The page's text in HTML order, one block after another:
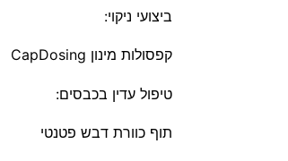
ביצועי ניקוי:
קפסולות מינון CapDosing
טיפול עדין בכבסים:
תוף כוורת דבש פטנטי